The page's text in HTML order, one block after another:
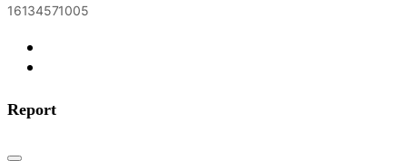
16134571005
Report